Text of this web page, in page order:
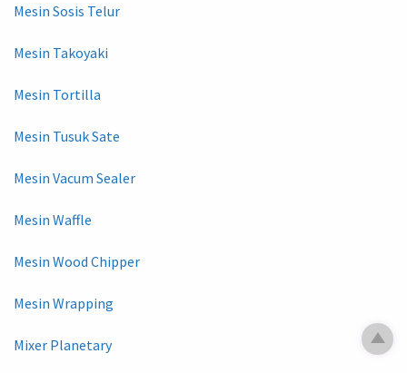
Mesin Sosis Telur
Mesin Takoyaki
Mesin Tortilla
Mesin Tusuk Sate
Mesin Vacum Sealer
Mesin Waffle
Mesin Wood Chipper
Mesin Wrapping
Mixer Planetary